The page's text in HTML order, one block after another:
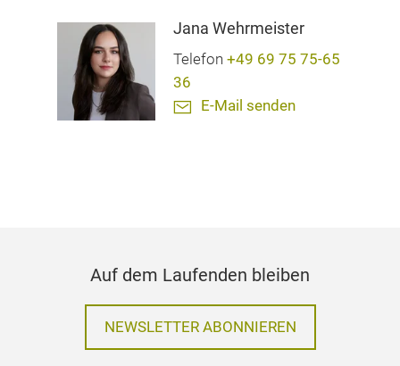
Jana Wehrmeister
Telefon +49 69 75 75-65
36
E-Mail senden
Auf dem Laufenden bleiben
NEWSLETTER ABONNIEREN